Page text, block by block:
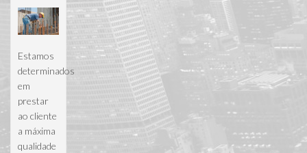
Estamos
determinados
em
prestar
ao cliente
a máxima
qualidade